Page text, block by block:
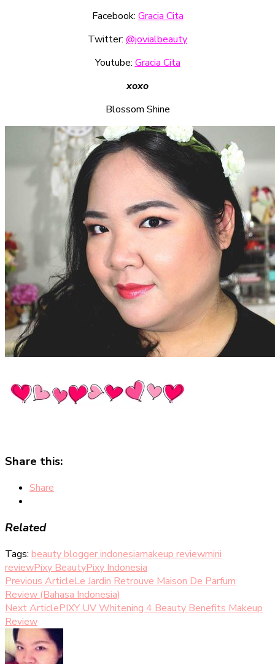
Facebook: Gracia Cita
Twitter: @jovialbeauty
Youtube: Gracia Cita
xoxo
Blossom Shine
Share this:
Share
Related
Tags: beauty blogger indonesiamakeup reviewmini
reviewPixy BeautyPixy Indonesia
Post
Navigation
Previous ArticleLe Jardin Retrouve Maison De Parfum
Review (Bahasa Indonesia)
Next ArticlePIXY UV Whitening 4 Beauty Benefits Makeup
Review